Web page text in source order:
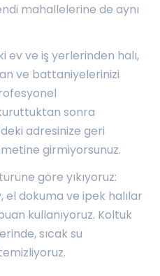
mahallelerine de aynı
ve iş yerlerinden halı,
ve battaniyelerinizi
sonra
adresinize geri
girmiyorsunuz.
göre yıkıyoruz:
el dokuma ve ipek halılar
kullanıyoruz. Koltuk
sıcak su